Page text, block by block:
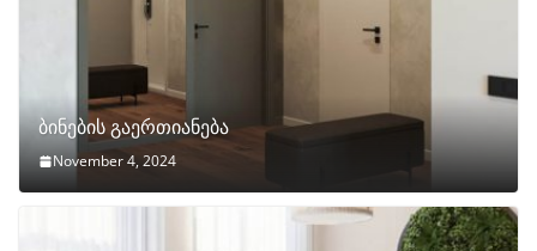
ბინების გაერთიანება
November 4, 2024